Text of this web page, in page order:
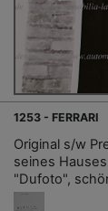
1253 - FERRARI
Original s/w
seines
"Dufoto",